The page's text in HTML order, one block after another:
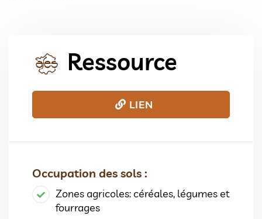
Ressource
LIEN
Occupation des sols :
Zones agricoles: céréales, légumes et
fourrages